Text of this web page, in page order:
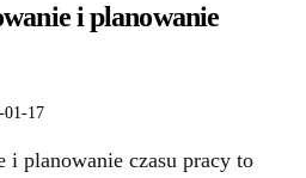
i planowanie
01-17
i planowanie czasu pracy to